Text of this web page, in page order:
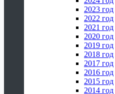
2023 год
2022 год
2021 год
2020 год
2019 год
2018 год
2017 год
2016 год
2015 год
2014 год